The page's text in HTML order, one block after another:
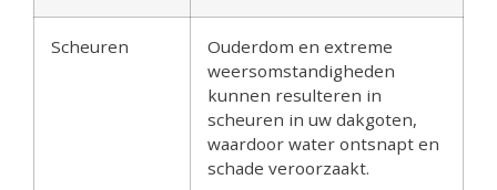
Scheuren
Ouderdom en extreme
weersomstandigheden
kunnen resulteren in
scheuren in uw dakgoten,
waardoor water ontsnapt en
schade veroorzaakt.